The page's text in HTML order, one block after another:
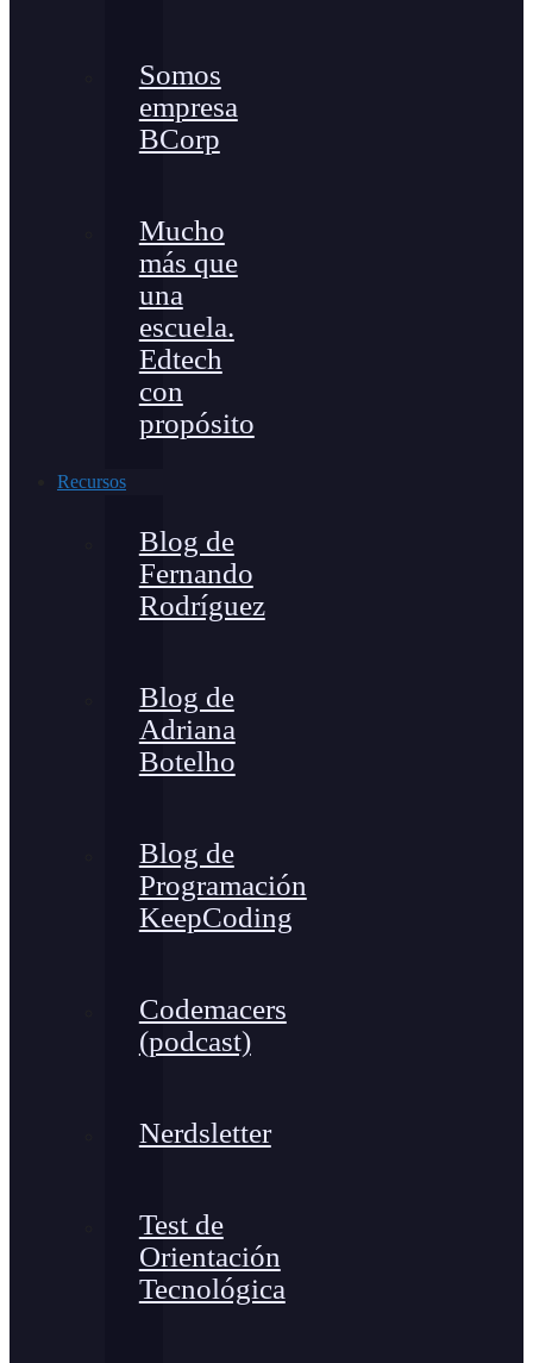
Somos
empresa
BCorp
Mucho
más que
una
escuela.
Edtech
con
propósito
Recursos
Blog de
Fernando
Rodríguez
Blog de
Adriana
Botelho
Blog de
Programación
KeepCoding
Codemacers
(podcast)
Nerdsletter
Test de
Orientación
Tecnológica